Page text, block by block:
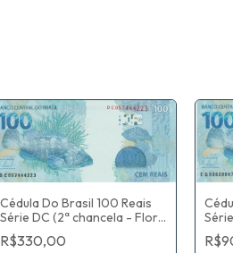
Cédula Do Brasil 100 Reais
Série DC (2ª chancela - Flor
De Estampa) Guido Mantega
/ Alexandre Antonio Tombini
R$330,00
Flor